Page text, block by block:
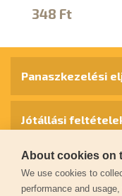
348 Ft
Panaszkezelési
Jótállási
Személyes adatok
About cookies on
We use cookies to
performance and